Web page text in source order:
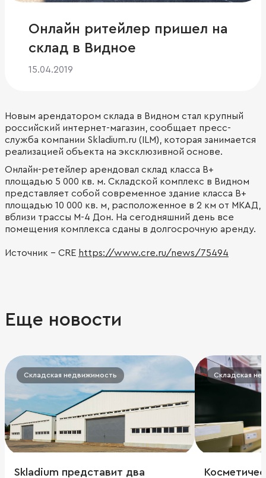
Онлайн ритейлер пришел на
склад в Видное
15.04.2019
Новым арендатором склада в Видном стал крупный
российский интернет-магазин, сообщает пресс-
служба компании Skladium.ru (ILM), которая занимается
реализацией объекта на эксклюзивной основе.
Онлайн-ретейлер арендовал склад класса В+
площадью 5 000 кв. м. Складской комплекс в Видном
представляет собой современное здание класса В+
площадью 10 000 кв. м, расположенное в 2 км от МКАД,
вблизи трассы М-4 Дон. На сегодняшний день все
помещения комплекса сданы в долгосрочную аренду.
Источник - CRE https://www.cre.ru/news/75494
Еще новости
Складская недвижимость
Skladium представит два
Складская